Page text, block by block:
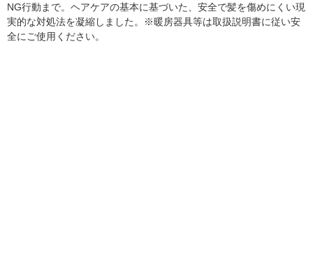
NG行動まで。ヘアケアの基本に基づいた、安全で髪を傷めにくい現
実的な対処法を凝縮しました。※暖房器具等は取扱説明書に従い安
全にご使用ください。